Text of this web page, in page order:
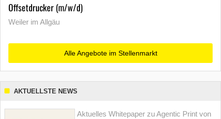
Offsetdrucker (m/w/d)
Weiler im Allgäu
Alle Angebote im Stellenmarkt
AKTUELLSTE NEWS
Aktuelles Whitepaper zu Agentic Print von